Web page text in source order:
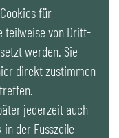
Business Case
in der
im Bestand
Stadt
für
teilweise von Dritt-
werden. Sie
direkt zustimmen
jederzeit auch
der Fusszeile